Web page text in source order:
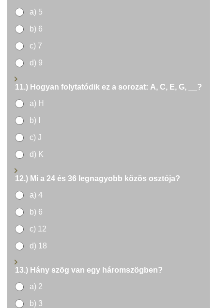
a) 5
b) 6
c) 7
d) 9
11.) Hogyan folytatódik ez a sorozat: A, C, E, G, __?
a) H
b) I
c) J
d) K
12.) Mi a 24 és 36 legnagyobb közös osztója?
a) 4
b) 6
c) 12
d) 18
13.) Hány szög van egy háromszögben?
a) 2
b) 3